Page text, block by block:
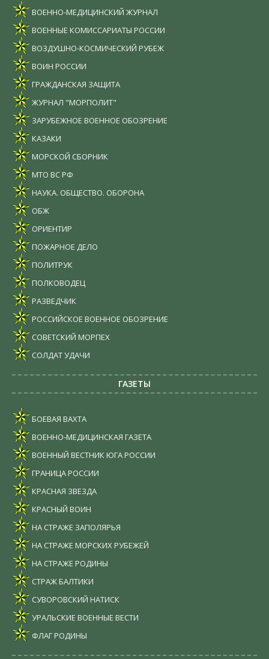
ВОЕННО-МЕДИЦИНСКИЙ ЖУРНАЛ
ВОЕННЫЕ КОМИССАРИАТЫ РОССИИ
ВОЗДУШНО-КОСМИЧЕСКИЙ РУБЕЖ
ВОИН РОССИИ
ГРАЖДАНСКАЯ ЗАЩИТА
ЖУРНАЛ "МОРПОЛИТ"
ЗАРУБЕЖНОЕ ВОЕННОЕ ОБОЗРЕНИЕ
КАЗАКИ
МОРСКОЙ СБОРНИК
МТО ВС РФ
НАУКА. ОБЩЕСТВО. ОБОРОНА
ОБЖ
ОРИЕНТИР
ПОЖАРНОЕ ДЕЛО
ПОЛИТРУК
ПОЛКОВОДЕЦ
РАЗВЕДЧИК
РОССИЙСКОЕ ВОЕННОЕ ОБОЗРЕНИЕ
СОВЕТСКИЙ МОРПЕХ
СОЛДАТ УДАЧИ
ГАЗЕТЫ
БОЕВАЯ ВАХТА
ВОЕННО-МЕДИЦИНСКАЯ ГАЗЕТА
ВОЕННЫЙ ВЕСТНИК ЮГА РОССИИ
ГРАНИЦА РОССИИ
КРАСНАЯ ЗВЕЗДА
КРАСНЫЙ ВОИН
НА СТРАЖЕ ЗАПОЛЯРЬЯ
НА СТРАЖЕ МОРСКИХ РУБЕЖЕЙ
НА СТРАЖЕ РОДИНЫ
СТРАЖ БАЛТИКИ
СУВОРОВСКИЙ НАТИСК
УРАЛЬСКИЕ ВОЕННЫЕ ВЕСТИ
ФЛАГ РОДИНЫ